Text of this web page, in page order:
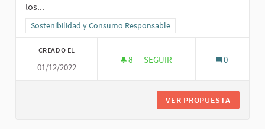
los...
Resultados al filtrar por la categoría: Sostenibilidad y Consumo
Sostenibilidad y Consumo Responsable
CREADO EL
01/12/2022
8 8 SEGUIDORAS
SEGUIR 0
VER PROPUESTA